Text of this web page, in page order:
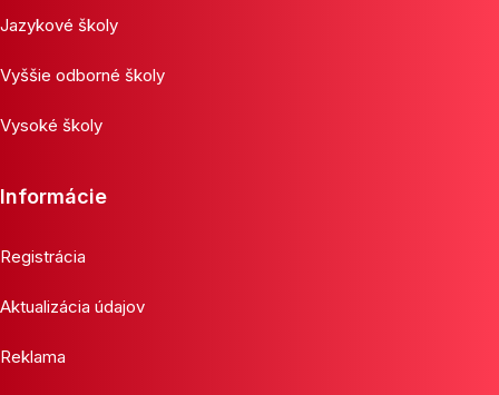
Jazykové školy
Vyššie odborné školy
Vysoké školy
Informácie
Registrácia
Aktualizácia údajov
Reklama